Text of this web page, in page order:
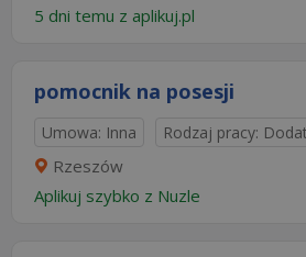
5 dni temu z aplikuj.pl
pomocnik na posesji
Umowa: Inna Rodzaj pracy:
Rzeszów
Aplikuj szybko z Nuzle